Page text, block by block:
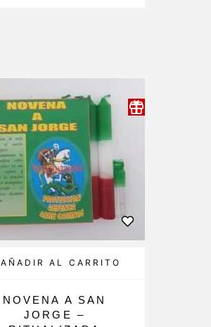
AÑADIR AL CARRITO
NOVENA A SAN
JORGE –